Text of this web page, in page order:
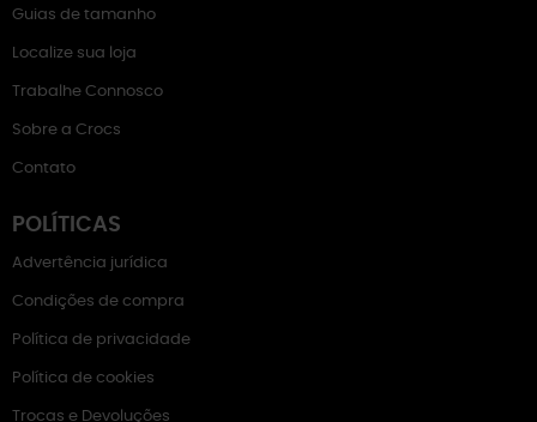
Guias de tamanho
Localize sua loja
Trabalhe Connosco
Sobre a Crocs
Contato
POLÍTICAS
Advertência jurídica
Condições de compra
Política de privacidade
Política de cookies
Trocas e Devoluções